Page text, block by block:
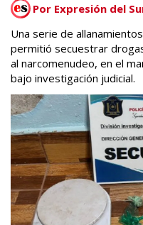
Una serie de
permitió secuestrar
al narcomenudeo, en el
bajo investigación judicial.
Por Expresión del